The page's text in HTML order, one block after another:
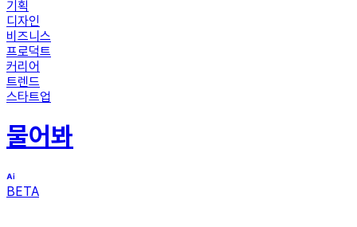
기획
디자인
비즈니스
프로덕트
커리어
트렌드
스타트업
물어봐
BETA